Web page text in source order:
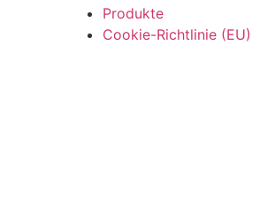
Produkte
Cookie-Richtlinie (EU)